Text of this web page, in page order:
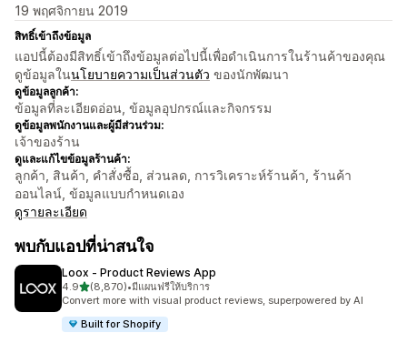
19 พฤศจิกายน 2019
สิทธิ์เข้าถึงข้อมูล
แอปนี้ต้องมีสิทธิ์เข้าถึงข้อมูลต่อไปนี้เพื่อดำเนินการในร้านค้าของคุณ
ดูข้อมูลในนโยบายความเป็นส่วนตัว ของนักพัฒนา
ดูข้อมูลลูกค้า:
ข้อมูลที่ละเอียดอ่อน, ข้อมูลอุปกรณ์และกิจกรรม
ดูข้อมูลพนักงานและผู้มีส่วนร่วม:
เจ้าของร้าน
ดูและแก้ไขข้อมูลร้านค้า:
ลูกค้า, สินค้า, คำสั่งซื้อ, ส่วนลด, การวิเคราะห์ร้านค้า, ร้านค้า
ออนไลน์, ข้อมูลแบบกำหนดเอง
ดูรายละเอียด
พบกับแอปที่น่าสนใจ
Loox ‑ Product Reviews App
4.9เต็ม 5 ดาว
(8,870)
ทั้งหมด 8870 รีวิว
•มีแผนฟรีให้บริการ
Convert more with visual product reviews, superpowered by AI
Built for Shopify